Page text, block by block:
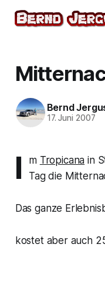
Bernd
17. Juni 2007
I m Tropicana in
Tag die
Das ganze
kostet aber auch